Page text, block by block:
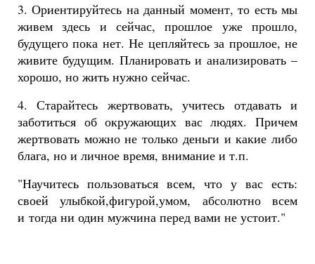
3. Ориентируйтесь на данный момент, то есть мы
живем здесь и сейчас, прошлое уже прошло,
будущего пока нет. Не цепляйтесь за прошлое, не
живите будущим. Планировать и анализировать –
хорошо, но жить нужно сейчас.
4. Старайтесь жертвовать, учитесь отдавать и
заботиться об окружающих вас людях. Причем
жертвовать можно не только деньги и какие либо
блага, но и личное время, внимание и т.п.
"Научитесь пользоваться всем, что у вас есть:
своей улыбкой,фигурой,умом, абсолютно всем
и тогда ни один мужчина перед вами не устоит."